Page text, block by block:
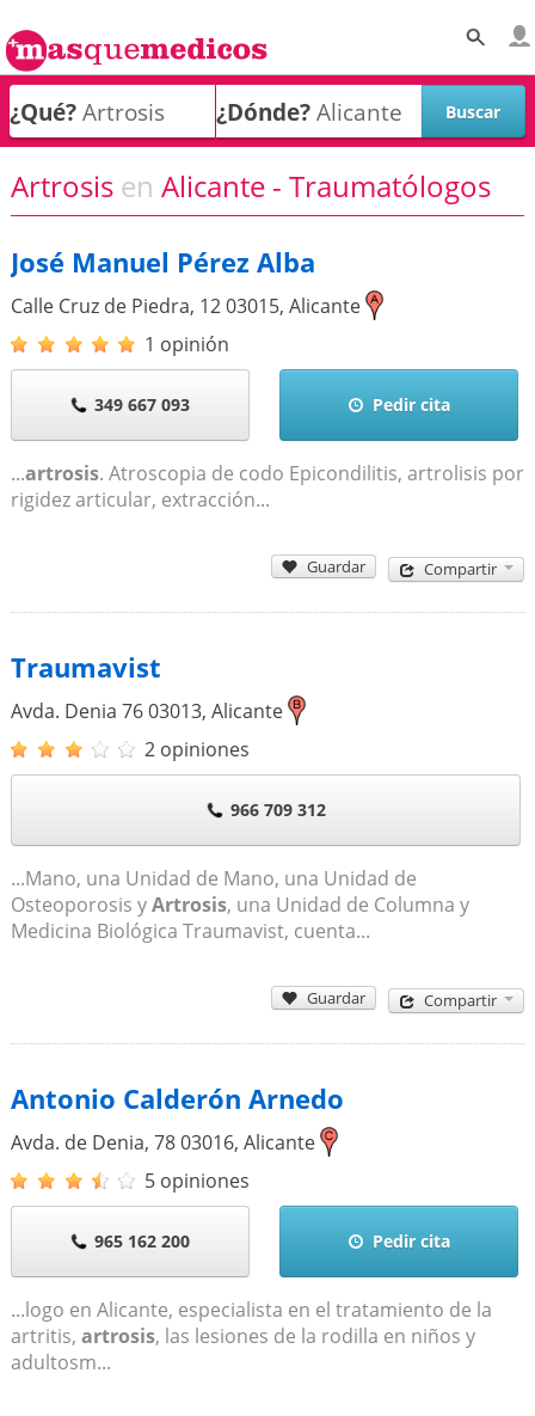
¿Qué? ¿Dónde?
Artrosis en Alicante - Traumatólogos
José Manuel Pérez Alba
Calle Cruz de Piedra, 1203015, Alicante
1 opinión
349 667 093 Pedir cita
...artrosis. Atroscopia de codo Epicondilitis, artrolisis por
rigidez articular, extracción...
Guardar Compartir
Traumavist
Avda. Denia 7603013, Alicante
2 opiniones
966 709 312
...Mano, una Unidad de Mano, una Unidad de
Osteoporosis yArtrosis, una Unidad de Columna y
Medicina Biológica Traumavist, cuenta...
Guardar Compartir
Antonio Calderón Arnedo
Avda. de Denia, 7803016, Alicante
5 opiniones
965 162 200 Pedir cita
...logo en Alicante, especialista en el tratamiento de la
artritis, artrosis, las lesiones de la rodilla en niños y
adultosm...